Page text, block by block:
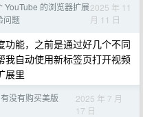
YouTube 的浏览器扩展
问题
2025 年 11
月 11 日
能，之前是通过好几个不同
我自动使用新标签页打开视频
展里
没有购买美版
2025 年 7 月
17 日